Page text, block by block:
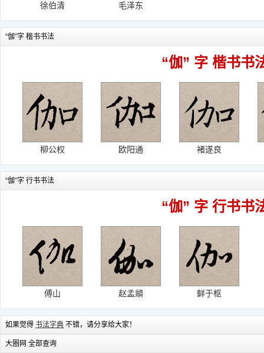
徐伯清 毛泽东
“伽”字 楷书书法
“伽” 字 楷书书
柳公权 欧阳通 褚遂良
“伽”字 行书书法
“伽” 字 行书书
傅山 赵孟頫 鲜于枢
如果觉得 书法字典 不错，请分享给大家！
大圈网 全部查询